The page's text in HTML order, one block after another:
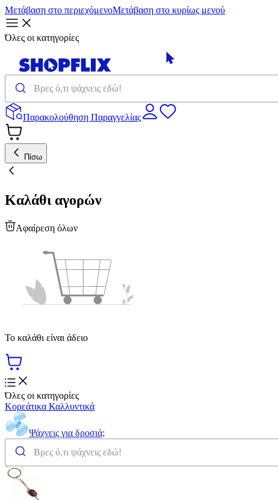
Μετάβαση στο περιεχόμενοΜετάβαση στο κυρίως μενού
Όλες οι κατηγορίες
Παρακολούθηση Παραγγελίας
Πίσω
Καλάθι αγορών
Αφαίρεση όλων
Το καλάθι είναι άδειο
Όλες οι κατηγορίες
Κορεάτικα Καλλυντικά
Ψάχνεις για δροσιά;